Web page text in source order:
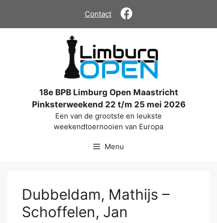
de
Contact
18e BPB Limburg Open Maastricht
Pinksterweekend 22 t/m 25 mei 2026
Een van de grootste en leukste
weekendtoernooien van Europa
Menu
Dubbeldam, Mathijs –
Schoffelen, Jan